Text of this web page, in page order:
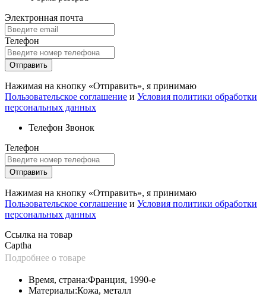
Электронная почта
Телефон
Отправить
Нажимая на кнопку «Отправить», я принимаю
Пользовательское соглашение и Условия политики обработки
персональных данных
Телефон Звонок
Телефон
Отправить
Нажимая на кнопку «Отправить», я принимаю
Пользовательское соглашение и Условия политики обработки
персональных данных
Ссылка на товар
Captha
Подробнее о товаре
Материалы:Кожа, металл
Время, страна:Франция, 1990-е